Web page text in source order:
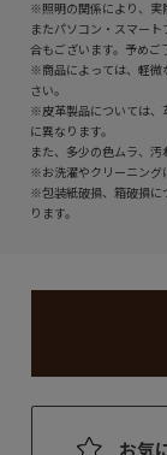
※照明の関係により、実
またパソコン・スマー
合もございます。予めご
※商品によっては、軽微
さい。
※皮革製品については、
に異なります。
また、多少の色ムラ、汚
※お洗濯やクリーニング
※包装紙破損、箱破損に
ります。
お気